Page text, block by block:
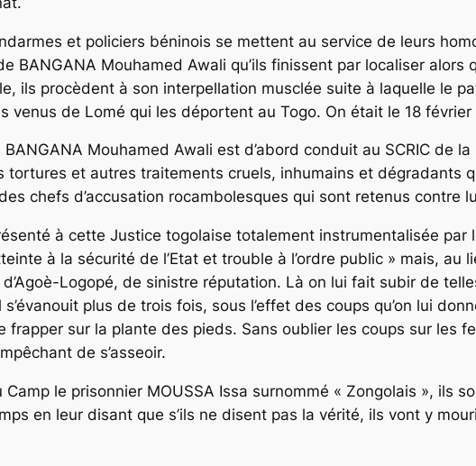
et policiers béninois se mettent au service de leurs
BANGANA Mouhamed Awali qu’ils finissent par localiser alors
ils procèdent à son interpellation musclée suite à laquelle le
venus de Lomé qui les déportent au Togo. On était le 18 février
Mouhamed Awali est d’abord conduit au SCRIC de
tortures et autres traitements cruels, inhumains et dégradants
chefs d’accusation rocambolesques qui sont retenus contre
à cette Justice togolaise totalement instrumentalisée par
à la sécurité de l’Etat et trouble à l’ordre public » mais, au
Logopé, de sinistre réputation. Là on lui fait subir de
plus de trois fois, sous l’effet des coups qu’on lui
sur la plante des pieds. Sans oublier les coups sur les
de s’asseoir.
Camp le prisonnier MOUSSA Issa surnommé « Zongolais », ils
en leur disant que s’ils ne disent pas la vérité, ils vont y